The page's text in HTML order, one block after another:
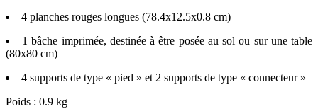
4 planches rouges longues (78.4x12.5x0.8 cm)
1 bâche imprimée, destinée à être posée au sol ou sur une table
(80x80 cm)
4 supports de type « pied » et 2 supports de type « connecteur »
Poids : 0.9 kg